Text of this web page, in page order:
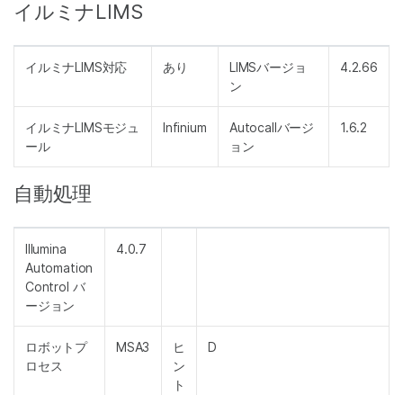
イルミナLIMS
イルミナLIMS対応 あり
LIMSバージョ
ン
4.2.66
イルミナLIMSモジュ
ール
Infinium
Autocallバージ
ョン
1.6.2
自動処理
Illumina
Automation
Control バ
ージョン
4.0.7
ロボットプ
ロセス
MSA3
ヒ
ン
ト
D